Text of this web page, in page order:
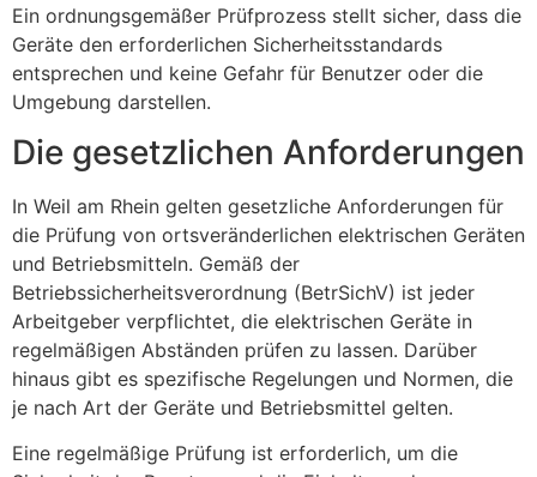
Ein ordnungsgemäßer Prüfprozess stellt sicher, dass die
Geräte den erforderlichen Sicherheitsstandards
entsprechen und keine Gefahr für Benutzer oder die
Umgebung darstellen.
Die gesetzlichen Anforderungen
In Weil am Rhein gelten gesetzliche Anforderungen für
die Prüfung von ortsveränderlichen elektrischen Geräten
und Betriebsmitteln. Gemäß der
Betriebssicherheitsverordnung (BetrSichV) ist jeder
Arbeitgeber verpflichtet, die elektrischen Geräte in
regelmäßigen Abständen prüfen zu lassen. Darüber
hinaus gibt es spezifische Regelungen und Normen, die
je nach Art der Geräte und Betriebsmittel gelten.
Eine regelmäßige Prüfung ist erforderlich, um die